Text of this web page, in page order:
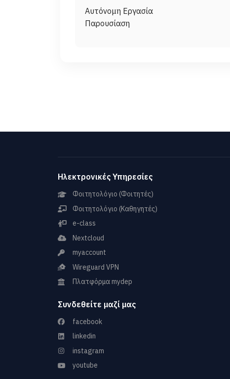
Αυτόνομη Εργασία
Ηλεκτρονικές Υπηρεσίες
Φοιτητολόγιο (Φοιτητές)
Φοιτητολόγιο (Καθηγητές)
e-class
Nextcloud
myaccount
Wireguard VPN
Πλατφόρμα mydep
Συνδεθείτε μαζί μας
facebook
linkedin
instagram
youtube